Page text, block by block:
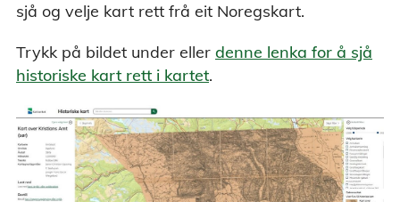
sjå og velje kart rett frå eit Noregskart.
Trykk på bildet under eller denne lenka for å sjå
historiske kart rett i kartet.